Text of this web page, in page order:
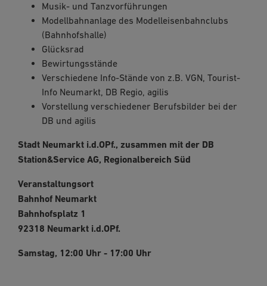
Musik- und Tanzvorführungen
Modellbahnanlage des Modelleisenbahnclubs
(Bahnhofshalle)
Glücksrad
Bewirtungsstände
Verschiedene Info-Stände von z.B. VGN, Tourist-
Info Neumarkt, DB Regio, agilis
Vorstellung verschiedener Berufsbilder bei der
DB und agilis
Stadt Neumarkt i.d.OPf., zusammen mit der DB
Station&Service AG, Regionalbereich Süd
Veranstaltungsort
Bahnhof Neumarkt
Bahnhofsplatz 1
92318 Neumarkt i.d.OPf.
Samstag, 12:00 Uhr - 17:00 Uhr